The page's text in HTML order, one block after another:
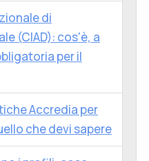
di
(CIAD): cos'è, a
per il
Accredia per
che devi sapere